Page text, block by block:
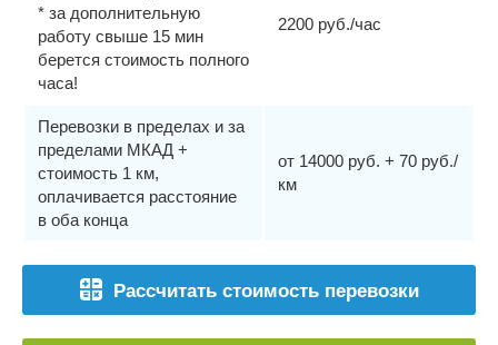
* за дополнительную
работу свыше 15 мин
берется стоимость полного
часа!
2200 руб./час
Перевозки в пределах и за
пределами МКАД +
стоимость 1 км,
оплачивается расстояние
в оба конца
от 14000 руб. + 70 руб./
км
Рассчитать стоимость перевозки